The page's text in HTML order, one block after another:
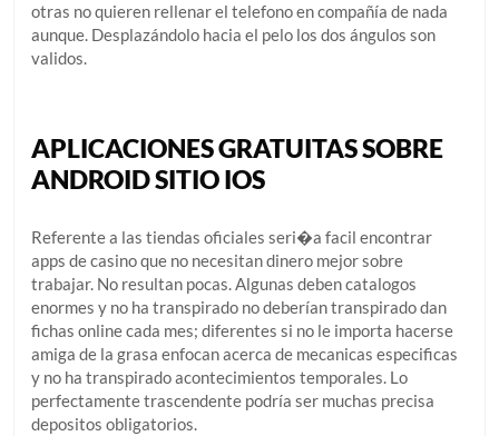
otras no quieren rellenar el telefono en compañía de nada
aunque. Desplazándolo hacia el pelo los dos ángulos son
validos.
APLICACIONES GRATUITAS SOBRE
ANDROID SITIO IOS
Referente a las tiendas oficiales seri�a facil encontrar
apps de casino que no necesitan dinero mejor sobre
trabajar. No resultan pocas. Algunas deben catalogos
enormes y no ha transpirado no deberían transpirado dan
fichas online cada mes; diferentes si no le importa hacerse
amiga de la grasa enfocan acerca de mecanicas especificas
y no ha transpirado acontecimientos temporales. Lo
perfectamente trascendente podrí­a ser muchas precisa
depositos obligatorios.